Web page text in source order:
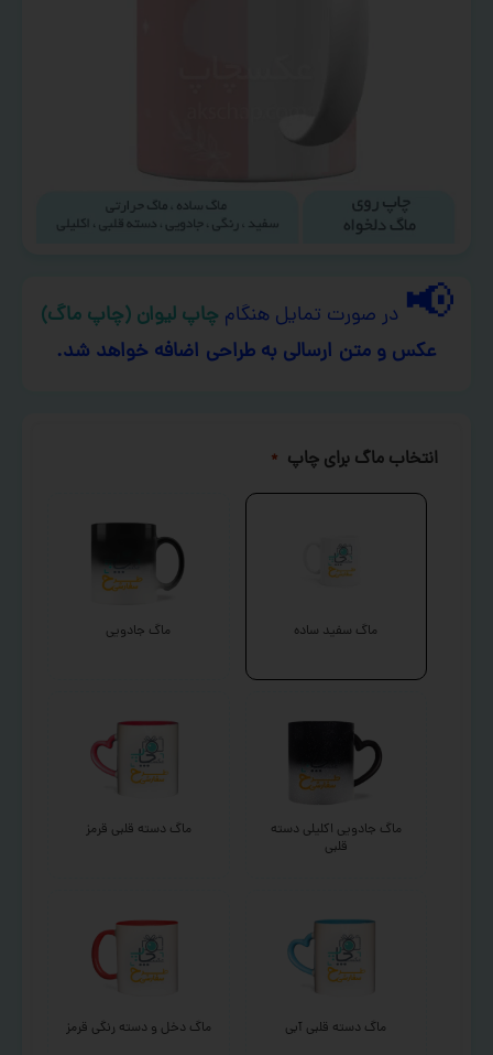
📢 در صورت تمایل هنگام چاپ لیوان (چاپ ماگ)
عکس و متن ارسالی به طراحی اضافه خواهد شد.
انتخاب ماگ برای چاپ *
ماگ سفید ساده ماگ جادویی
ماگ جادویی اکلیلی دسته
قلبی
ماگ دسته قلبی قرمز
ماگ دسته قلبی آبی ماگ دخل و دسته رنگی قرمز